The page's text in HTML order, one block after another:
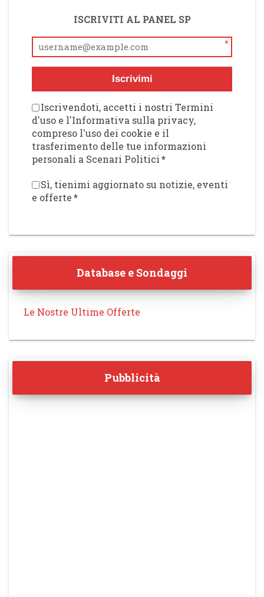
ISCRIVITI AL PANEL SP
*
Iscrivimi
Iscrivendoti, accetti i nostri Termini
d'uso e l'Informativa sulla privacy,
compreso l'uso dei cookie e il
trasferimento delle tue informazioni
personali a Scenari Politici*
Sì, tienimi aggiornato su notizie, eventi
e offerte*
Database e Sondaggi
Le Nostre Ultime Offerte
Pubblicità